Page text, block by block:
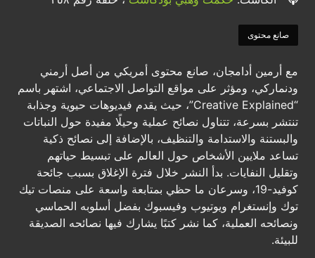
صانع محتوى
مع أرمين أدامجان، صانع محتوى أمريكي من أصل أرمني
ودنماركي، ومؤثر على مواقع التواصل الاجتماعي، اشتهر باسم
“Creative Explained”، حيث يقدم فيديوهات حيوية وجذابة
تنتشر بسرعة، تتناول نصائح عملية وحيلًا مفيدة حول النباتات
والبستنة والاستدامة والتنظيف، بالإضافة إلى نصائح ذكية
تساعد ملايين الأشخاص حول العالم على تبسيط حياتهم
وتقليل النفايات. بدأ النشر خلال فترة الإغلاق بسبب جائحة
كوفيد-19، وسرعان ما حظي بمتابعة واسعة على منصات تيك
توك وإنستغرام ويوتيوب وفيسبوك بفضل أسلوبه الحماسي
ونصائحه العملية، كما نشر كتبًا يشارك فيها نصائحه الصديقة
للبيئة.